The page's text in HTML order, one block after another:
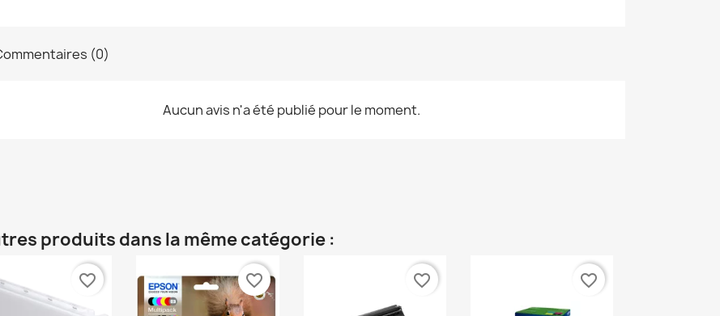
(0)
Aucun avis n'a été publié pour le moment.
produits dans la même catégorie :
favorite_border favorite_border favorite_border favorite_border